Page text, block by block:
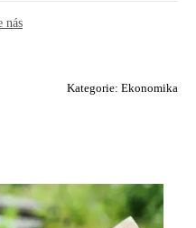
nás
Kategorie: Ekonomika